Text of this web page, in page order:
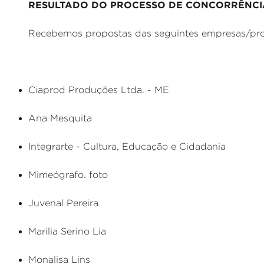
RESULTADO DO PROCESSO DE
Recebemos propostas das seguintes empresas/
Ciaprod Produções Ltda. - ME
Ana Mesquita
Integrarte - Cultura, Educação e Cidadania
Mimeógrafo. foto
Juvenal Pereira
Marilia Serino Lia
Monalisa Lins